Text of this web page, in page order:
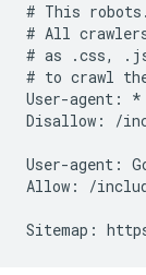
# This
# All
# as .css,
# to crawl
User-agent: *
Disallow: /
User-agent:
Allow: /
Sitemap: